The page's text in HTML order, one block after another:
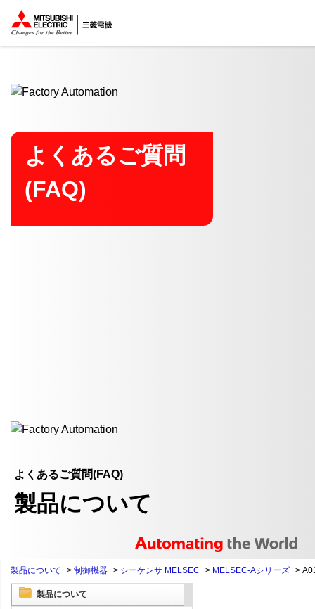
ここから本文
よくあるご質問
(FAQ)
よくあるご質問(FAQ)
製品について
製品について > 制御機器 > シーケンサ MELSEC > MELSEC-Aシリーズ >
製品について